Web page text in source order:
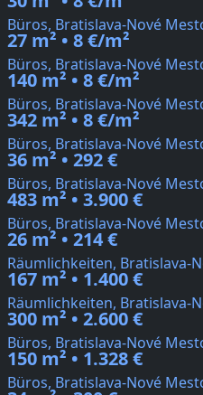
Büros, Bratislava-Nové
27 m² • 8 €/m²
Büros, Bratislava-Nové
140 m² • 8 €/m²
Büros, Bratislava-Nové
342 m² • 8 €/m²
Büros, Bratislava-Nové
36 m² • 292 €
Büros, Bratislava-Nové
483 m² • 3.900 €
Büros, Bratislava-Nové
26 m² • 214 €
Räumlichkeiten, Bratislava-
167 m² • 1.400 €
Räumlichkeiten, Bratislava-
300 m² • 2.600 €
Büros, Bratislava-Nové
150 m² • 1.328 €
Büros, Bratislava-Nové